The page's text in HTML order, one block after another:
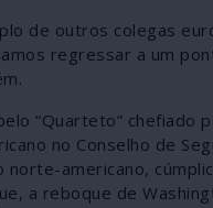
de outros colegas
regressar a um
“Quarteto”
no Conselho de
norte-americano,
a reboque de